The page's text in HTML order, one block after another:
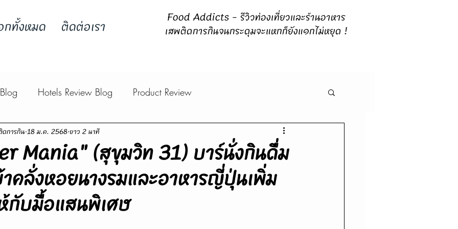
ทั้งหมด ติดต่อเรา
Food Addicts - รีวิวท่องเที่ยวและร้านอาหาร
เสพติดการกินจนกระดุมจะแหกก็ยังแ๑กไม่หยุด !
Hotels Review Blog Product Review
Mania" (สุขุมวิท 31) บาร์นั่งกินดื่ม
คลั่งหอยนางรมและอาหารญี่ปุ่นเพิ่ม
กับมื้อแสนพิเศษ
การกิน 18 ม.ค. 2568ยาว 2 นาที